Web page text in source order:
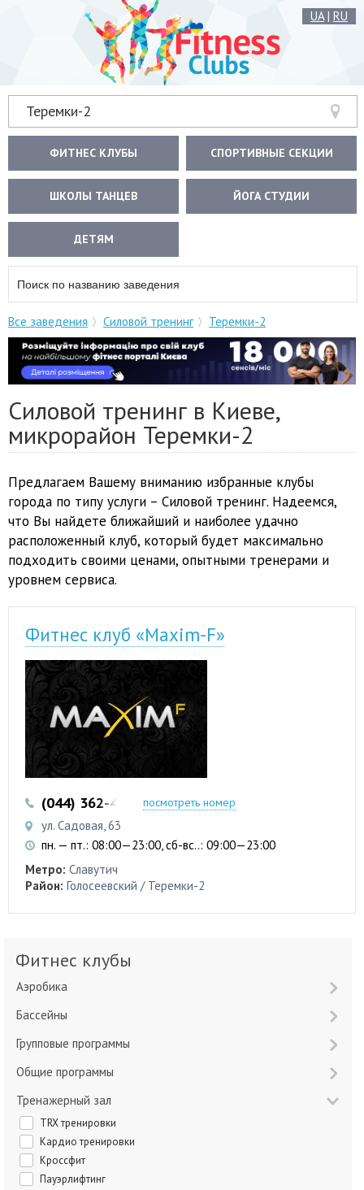
UA| RU
Теремки-2
ФИТНЕС КЛУБЫ СПОРТИВНЫЕ СЕКЦИИ
ШКОЛЫ ТАНЦЕВ ЙОГА СТУДИИ
ДЕТЯМ
Все заведения Силовой тренинг Теремки-2
Силовой тренинг в Киеве,
микрорайон Теремки-2
Предлагаем Вашему вниманию избранные клубы
города по типу услуги – Силовой тренинг. Надеемся,
что Вы найдете ближайший и наиболее удачно
расположенный клуб, который будет максимально
подходить своими ценами, опытными тренерами и
уровнем сервиса.
Фитнес клуб «Maxim-F»
(044) 362-42-27 (098) 911-22-11
посмотреть номер
ул. Садовая, 63
пн. — пт.: 08:00—23:00, сб-вс..: 09:00—23:00
Метро: Славутич
Район: Голосеевский / Теремки-2
Фитнес клубы
Аэробика
Бассейны
Групповые программы
Общие программы
Тренажерный зал
TRX тренировки
Кардио тренировки
Кроссфит
Пауэрлифтинг